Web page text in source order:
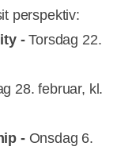
perspektiv:
-Torsdag 22.
28. februar, kl.
-Onsdag 6.